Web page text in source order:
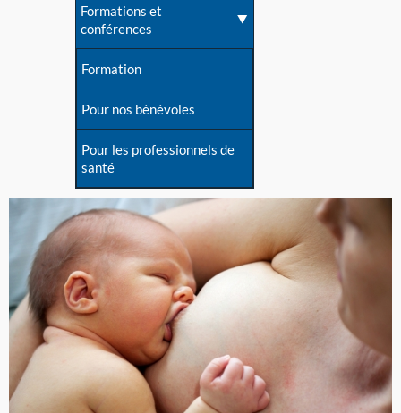
Formations et
conférences
Formation
Pour nos bénévoles
Pour les professionnels de
santé